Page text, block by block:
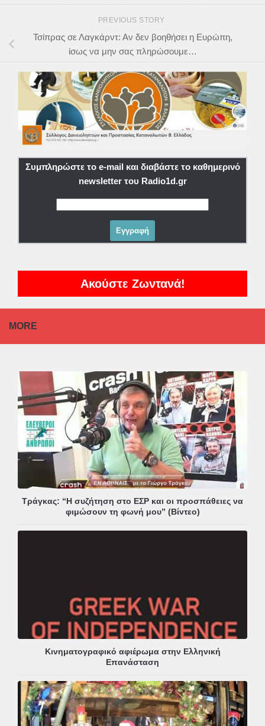
PREVIOUS STORY
Τσίπρας σε Λαγκάρντ: Αν δεν βοηθήσει η Ευρώπη,
ίσως να μην σας πληρώσουμε…
Συμπληρώστε το e-mail και διαβάστε το καθημερινό
newsletter του Radio1d.gr
Ακούστε Ζωντανά!
MORE
Τράγκας: “Η συζήτηση στο ΕΣΡ και οι προσπάθειες να
φιμώσουν τη φωνή μου” (Βίντεο)
Κινηματογραφικό αφιέρωμα στην Ελληνική
Επανάσταση